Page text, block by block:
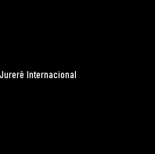
Internacional